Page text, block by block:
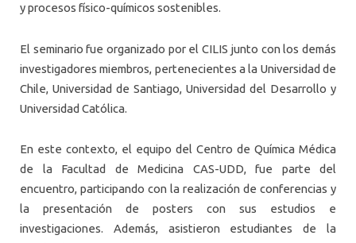
y procesos físico-químicos sostenibles.
El seminario fue organizado por el CILIS junto con los demás
investigadores miembros, pertenecientes a la Universidad de
Chile, Universidad de Santiago, Universidad del Desarrollo y
Universidad Católica.
En este contexto, el equipo del Centro de Química Médica
de la Facultad de Medicina CAS-UDD, fue parte del
encuentro, participando con la realización de conferencias y
la presentación de posters con sus estudios e
investigaciones. Además, asistieron estudiantes de la